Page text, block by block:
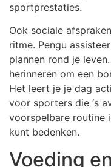
sportprestaties.
Ook sociale
ritme. Pengu
plannen rond je
herinneren om een
Het leert je je dag
voor sporters die ‘s
voorspelbare routine
kunt bedenken.
Voeding